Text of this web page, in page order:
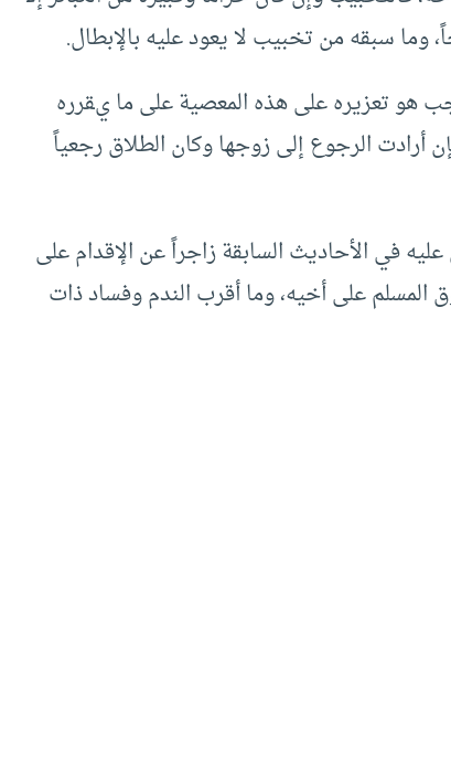
وما سبقه من تخبيب لا يعود عليه بالإبطال.
هو تعزيره على هذه المعصية على ما يقرره
أرادت الرجوع إلى زوجها وكان الطلاق رجعياً
في الأحاديث السابقة زاجراً عن الإقدام على
المسلم على أخيه، وما أقرب الندم وفساد ذات